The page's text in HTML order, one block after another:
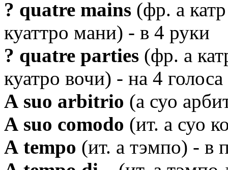
? quatre mains (фр. а
куаттро мани) - в 4 руки
? quatre parties (фр. а
куатро вочи) - на 4 голоса
А suo arbitrio (а суо
А suo comodo (ит. а суо
А tempo (ит. а тэмпо) - в